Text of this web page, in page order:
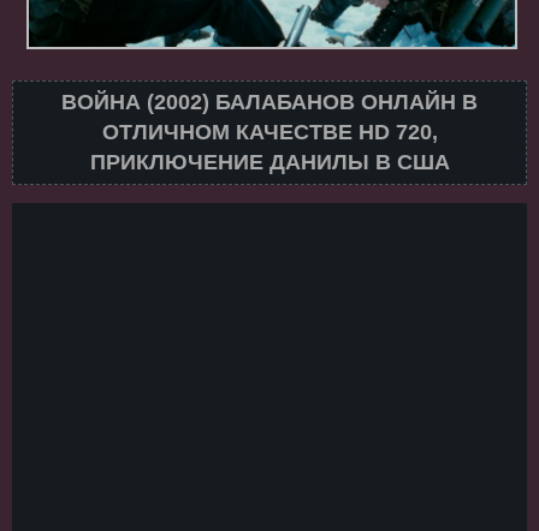
ВОЙНА (2002) БАЛАБАНОВ ОНЛАЙН В
ОТЛИЧНОМ КАЧЕСТВЕ HD 720,
ПРИКЛЮЧЕНИЕ ДАНИЛЫ В США